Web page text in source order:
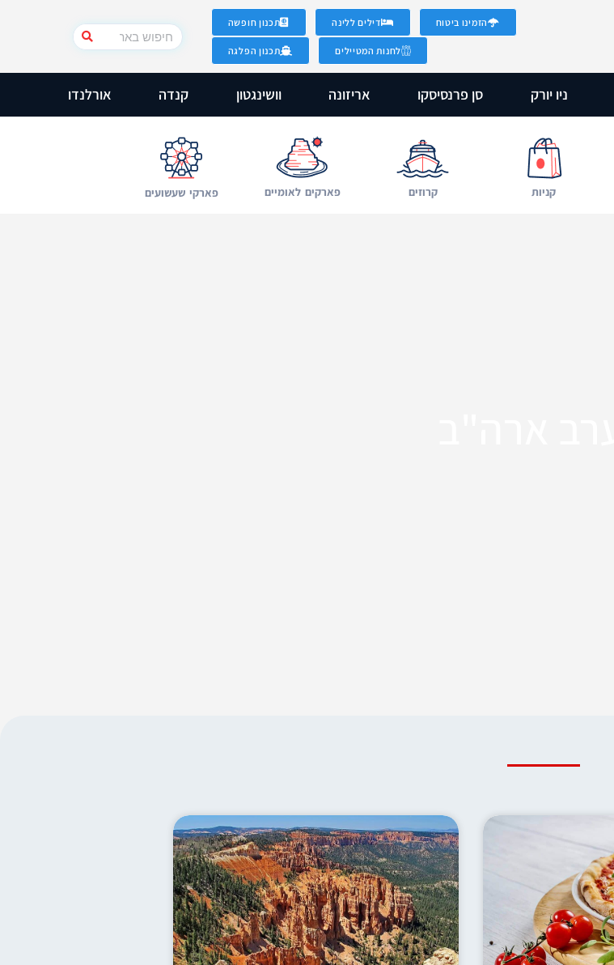
הזמינו ביטוח דילים ללינה תכנון חופשה
לחנות המטיילים תכנון הפלגה
ניו יורק סן פרנסיסקו אריזונה וושינגטון קנדה אורלנדו
קניות קרוזים פארקים לאומיים פארקי שעשועים